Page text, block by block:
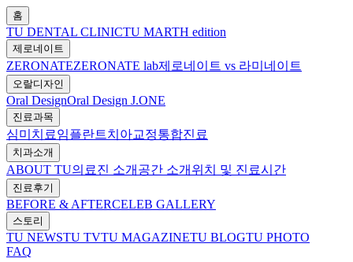
홈
TU DENTAL CLINICTU MARTH edition
제로네이트
ZERONATEZERONATE lab제로네이트 vs 라미네이트
오랄디자인
Oral DesignOral Design J.ONE
진료과목
심미치료임플란트치아교정통합진료
치과소개
ABOUT TU의료진 소개 공간 소개 위치 및 진료시간
진료후기
BEFORE & AFTERCELEB GALLERY
스토리
TU NEWSTU TVTU MAGAZINETU BLOGTU PHOTO
FAQ